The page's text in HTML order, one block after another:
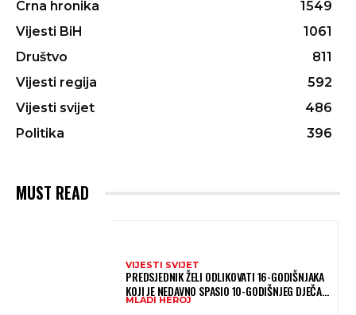
Crna hronika
1549
Vijesti BiH
1061
Društvo
811
Vijesti regija
592
Vijesti svijet
486
Politika
396
MUST READ
VIJESTI SVIJET
PREDSJEDNIK ŽELI ODLIKOVATI 16-GODIŠNJAKA
KOJI JE NEDAVNO SPASIO 10-GODIŠNJEG DJEČAKA
IZ SMRTONOSNIH VALOVA
MLADI HEROJ